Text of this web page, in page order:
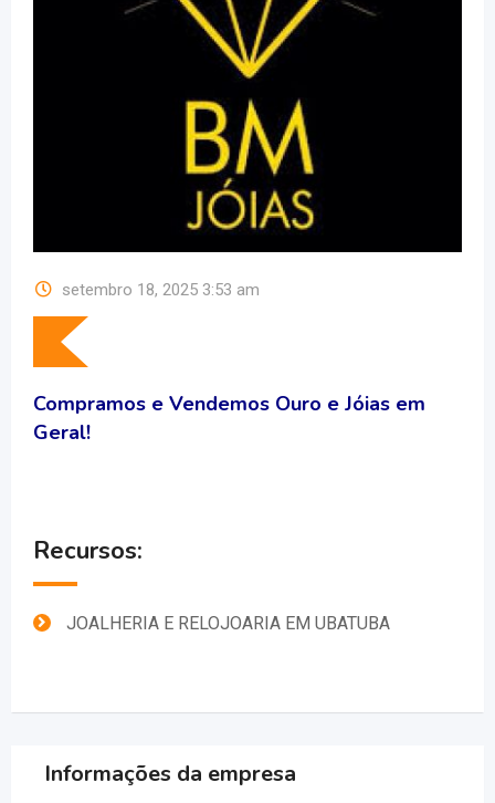
setembro 18, 2025 3:53 am
Compramos e Vendemos Ouro e Jóias em
Geral!
Recursos:
JOALHERIA E RELOJOARIA EM UBATUBA
Informações da empresa